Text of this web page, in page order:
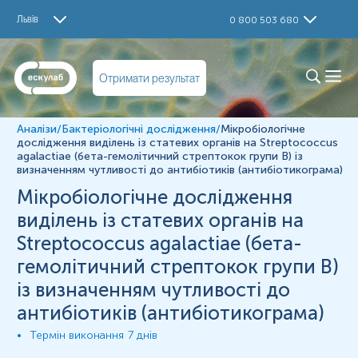
Львів 0 800 503 680
Отримати результат
Мікробіологічне дослідження виділень із статевих
органів на Streptococcus agalactiae із визначенням
чутливості до антибіотиків (антибіотикограма)
Визначення
Мікробіологічне дослідження виділень із статевих
органів на Streptococcus agalactiae (гемолітичний
стрептокок групи В) із визначенням чутливості до
антибіотиків (антибіотикограма)- дослідження,
спрямоване на виявлення та підтвердження інфікування
В-гемолітичним стрептококом групи В (Streptococcus
agalactiae).
Streptococcus agalactiae (гемолітичний стрептокок
групи В) залишається найпоширенішою причиною
неонатального раннього сепсису та важливою
причиною пізнього початку сепсису у дітей
раннього віку. Застосування внутрішньопологової
антибіотикопрофілактики є єдиною на сьогодні
ефективною стратегією профілактики перинатальної
інфекції на ранніх стадіях захворювання, тобто
Аналізи/Бактеріологічні дослідження/Мікробіологічне
дослідження виділень із статевих органів на Streptococcus
agalactiae (бета-гемолітичний стрептокок групи В) із
визначенням чутливості до антибіотиків (антибіотикограма)
Мікробіологічне дослідження
виділень із статевих органів на
Streptococcus agalactiae (бета-
гемолітичний стрептокок групи В)
із визначенням чутливості до
антибіотиків (антибіотикограма)
Термін виконання 7 днів